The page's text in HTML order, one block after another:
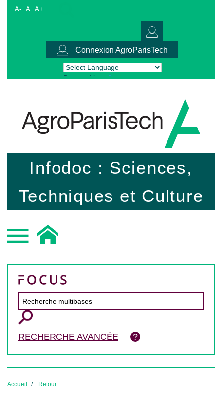
A- A A+
Connexion AgroParisTech
Powered by Translate
Infodoc : Sciences,
Techniques et Culture
RECHERCHE AVANCÉE
Accueil Retour